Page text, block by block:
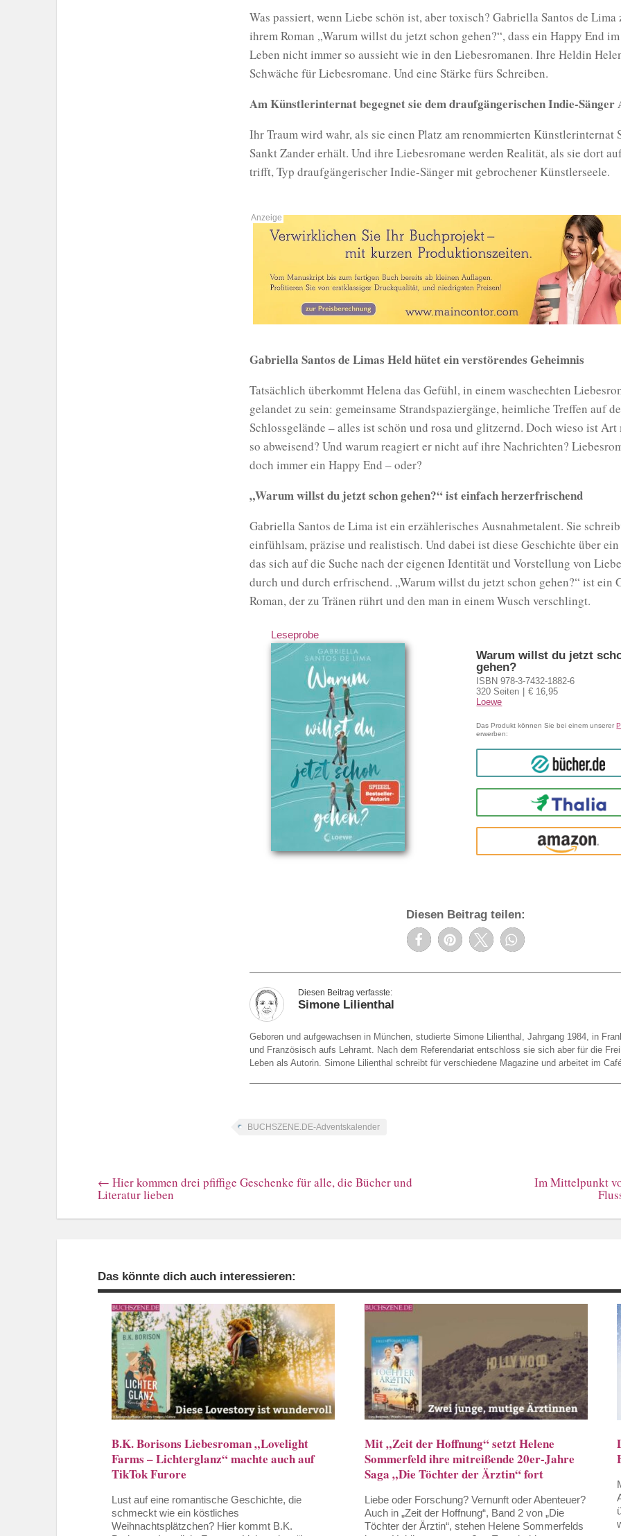
Was passiert, wenn Liebe schön ist, aber toxisch? Gabriella Santos de Lima
ihrem Roman „Warum willst du jetzt schon gehen?“, dass ein Happy End
Leben nicht immer so aussieht wie in den Liebesromanen. Ihre Heldin
Schwäche für Liebesromane. Und eine Stärke fürs Schreiben.
Am Künstlerinternat begegnet sie dem draufgängerischen Indie-
Ihr Traum wird wahr, als sie einen Platz am renommierten Künstlerinternat
Sankt Zander erhält. Und ihre Liebesromane werden Realität, als sie dort
trifft, Typ draufgängerischer Indie-Sänger mit gebrochener Künstlerseele.
Gabriella Santos de Limas Held hütet ein verstörendes Geheimnis
Tatsächlich überkommt Helena das Gefühl, in einem waschechten
gelandet zu sein: gemeinsame Strandspaziergänge, heimliche Treffen auf
Schlossgelände – alles ist schön und rosa und glitzernd. Doch wieso ist Art
so abweisend? Und warum reagiert er nicht auf ihre Nachrichten?
doch immer ein Happy End – oder?
„Warum willst du jetzt schon gehen?“ ist einfach herzerfrischend
Gabriella Santos de Lima ist ein erzählerisches Ausnahmetalent. Sie
einfühlsam, präzise und realistisch. Und dabei ist diese Geschichte über
das sich auf die Suche nach der eigenen Identität und Vorstellung von
durch und durch erfrischend. „Warum willst du jetzt schon gehen?“ ist ein
Roman, der zu Tränen rührt und den man in einem Wusch verschlingt.
Leseprobe
Warum willst du jetzt
gehen?
ISBN 978-3-7432-1882-6
320 Seiten
€ 16,95
Loewe
Das Produkt können Sie bei einem unserer
erwerben:
bücher.de
Thalia
amazon
Diesen Beitrag teilen:
Simone Lilienthal
Geboren und aufgewachsen in München, studierte Simone Lilienthal, Jahrgang 1984, in
und Französisch aufs Lehramt. Nach dem Referendariat entschloss sie sich aber für die
Leben als Autorin. Simone Lilienthal schreibt für verschiedene Magazine und arbeitet im
BUCHSZENE.DE-Adventskalender
← Hier kommen drei pfiffige Geschenke für alle, die Bücher und
Literatur lieben
Im Mittelpunkt
Das könnte dich auch interessieren:
B.K. Borisons Liebesroman „Lovelight
Farms – Lichterglanz“ machte auch auf
TikTok Furore
Lust auf eine romantische Geschichte, die
schmeckt wie ein köstliches
Weihnachtsplätzchen? Hier kommt B.K.
Mit „Zeit der Hoffnung“ setzt Helene
Sommerfeld ihre mitreißende 20er-Jahre
Saga „Die Töchter der Ärztin“ fort
Liebe oder Forschung? Vernunft oder Abenteuer?
Auch in „Zeit der Hoffnung“, Band 2 von „Die
Töchter der Ärztin“, stehen Helene Sommerfelds